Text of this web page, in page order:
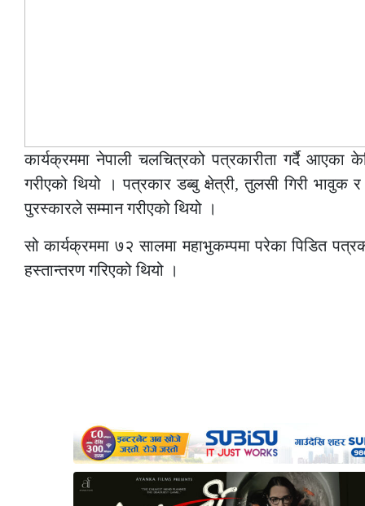
कार्यक्रममा नेपाली चलचित्रको पत्रकारीता गर्दै आएका
गरीएको थियो । पत्रकार डब्बु क्षेत्री, तुलसी गिरी भावुक
पुरस्कारले सम्मान गरीएको थियो ।
सो कार्यक्रममा ७२ सालमा महाभुकम्पमा परेका पिडित
हस्तान्तरण गरिएको थियो ।